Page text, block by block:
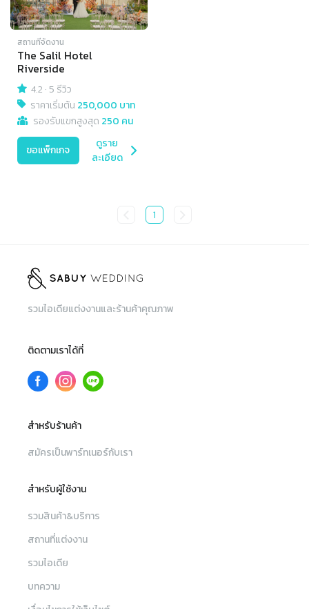
สถานที่จัดงาน
The Salil Hotel
Riverside
4.2 · 5 รีวิว
ราคาเริ่มต้น 250,000 บาท
รองรับแขกสูงสุด 250 คน
ขอแพ็กเกจ
ดูราย
ละเอียด
1
รวมไอเดียแต่งงานและร้านค้าคุณภาพ
ติดตามเราได้ที่
สำหรับร้านค้า
สมัครเป็นพาร์ทเนอร์กับเรา
สำหรับผู้ใช้งาน
รวมสินค้า&บริการ
สถานที่แต่งงาน
รวมไอเดีย
บทความ